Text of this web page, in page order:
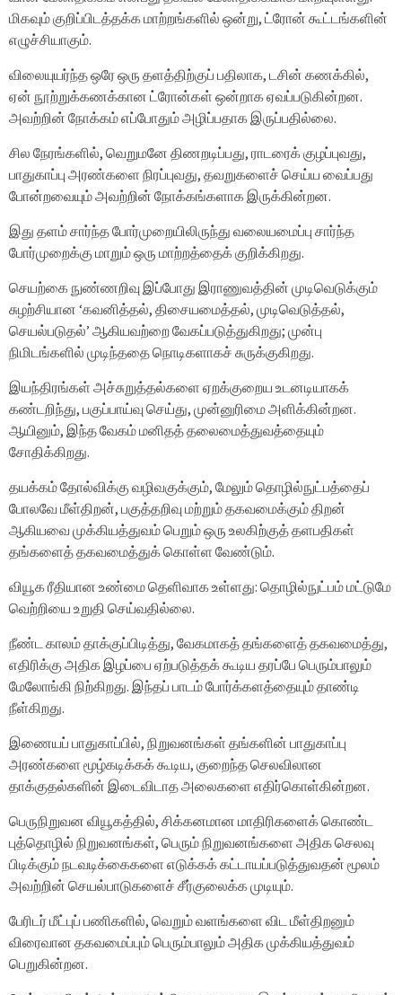
மிகவும் குறிப்பிடத்தக்க மாற்றங்களில் ஒன்று, ட்ரோன் கூட்டங்களின்
எழுச்சியாகும்.
விலையுயர்ந்த ஒரே ஒரு தளத்திற்குப் பதிலாக, டசின் கணக்கில்,
ஏன் நூற்றுக்கணக்கான ட்ரோன்கள் ஒன்றாக ஏவப்படுகின்றன.
அவற்றின் நோக்கம் எப்போதும் அழிப்பதாக இருப்பதில்லை.
சில நேரங்களில், வெறுமனே திணறடிப்பது, ராடரைக் குழப்புவது,
பாதுகாப்பு அரண்களை நிரப்புவது, தவறுகளைச் செய்ய வைப்பது
போன்றவையும் அவற்றின் நோக்கங்களாக இருக்கின்றன.
இது தளம் சார்ந்த போர்முறையிலிருந்து வலையமைப்பு சார்ந்த
போர்முறைக்கு மாறும் ஒரு மாற்றத்தைக் குறிக்கிறது.
செயற்கை நுண்ணறிவு இப்போது இராணுவத்தின் முடிவெடுக்கும்
சுழற்சியான ‘கவனித்தல், திசையமைத்தல், முடிவெடுத்தல்,
செயல்படுதல்’ ஆகியவற்றை வேகப்படுத்துகிறது; முன்பு
நிமிடங்களில் முடிந்ததை நொடிகளாகச் சுருக்குகிறது.
இயந்திரங்கள் அச்சுறுத்தல்களை ஏறக்குறைய உடனடியாகக்
கண்டறிந்து, பகுப்பாய்வு செய்து, முன்னுரிமை அளிக்கின்றன.
ஆயினும், இந்த வேகம் மனிதத் தலைமைத்துவத்தையும்
சோதிக்கிறது.
தயக்கம் தோல்விக்கு வழிவகுக்கும், மேலும் தொழில்நுட்பத்தைப்
போலவே மீள்திறன், பகுத்தறிவு மற்றும் தகவமைக்கும் திறன்
ஆகியவை முக்கியத்துவம் பெறும் ஒரு உலகிற்குத் தளபதிகள்
தங்களைத் தகவமைத்துக் கொள்ள வேண்டும்.
வியூக ரீதியான உண்மை தெளிவாக உள்ளது: தொழில்நுட்பம் மட்டுமே
வெற்றியை உறுதி செய்வதில்லை.
நீண்ட காலம் தாக்குப்பிடித்து, வேகமாகத் தங்களைத் தகவமைத்து,
எதிரிக்கு அதிக இழப்பை ஏற்படுத்தக் கூடிய தரப்பே பெரும்பாலும்
மேலோங்கி நிற்கிறது. இந்தப் பாடம் போர்க்களத்தையும் தாண்டி
நீள்கிறது.
இணையப் பாதுகாப்பில், நிறுவனங்கள் தங்களின் பாதுகாப்பு
அரண்களை மூழ்கடிக்கக் கூடிய, குறைந்த செலவிலான
தாக்குதல்களின் இடைவிடாத அலைகளை எதிர்கொள்கின்றன.
பெருநிறுவன வியூகத்தில், சிக்கனமான மாதிரிகளைக் கொண்ட
புத்தொழில் நிறுவனங்கள், பெரும் நிறுவனங்களை அதிக செலவு
பிடிக்கும் நடவடிக்கைகளை எடுக்கக் கட்டாயப்படுத்துவதன் மூலம்
அவற்றின் செயல்பாடுகளைச் சீர்குலைக்க முடியும்.
பேரிடர் மீட்புப் பணிகளில், வெறும் வளங்களை விட மீள்திறனும்
விரைவான தகவமைப்பும் பெரும்பாலும் அதிக முக்கியத்துவம்
பெறுகின்றன.